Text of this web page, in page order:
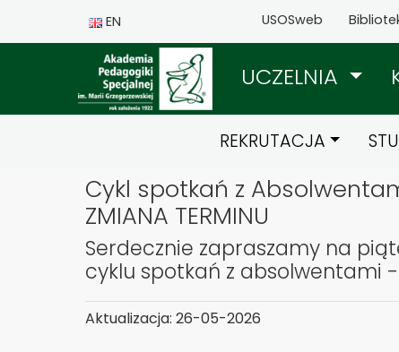
EN USOSweb
UCZELNIA
REKRUTACJA
Cykl spotkań z
ZMIANA TERMINU
Serdecznie zapraszamy na
cyklu spotkań z absolwentami -
Aktualizacja: 26-05-2026